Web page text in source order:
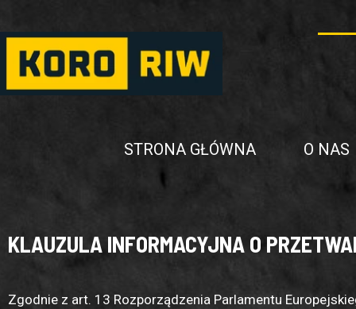
STRONA GŁÓWNA O NAS
KLAUZULA INFORMACYJNA O
Zgodnie z art. 13 Rozporządzenia Parlamentu